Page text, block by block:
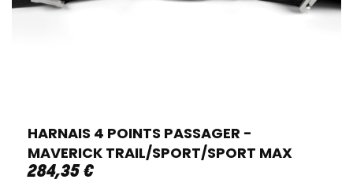
HARNAIS 4 POINTS PASSAGER -
MAVERICK TRAIL/SPORT/SPORT MAX
284,35 €